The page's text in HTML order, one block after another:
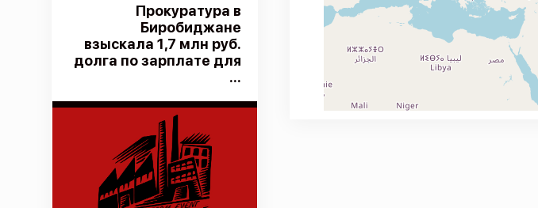
Прокуратура в
Биробиджане
взыскала 1,7 млн руб.
долга по зарплате для
...